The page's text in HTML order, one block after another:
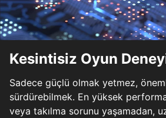
Kesintisiz Oyun
Sadece güçlü olmak yetmez,
sürdürebilmek. En yüksek
veya takılma sorunu yaşamadan,